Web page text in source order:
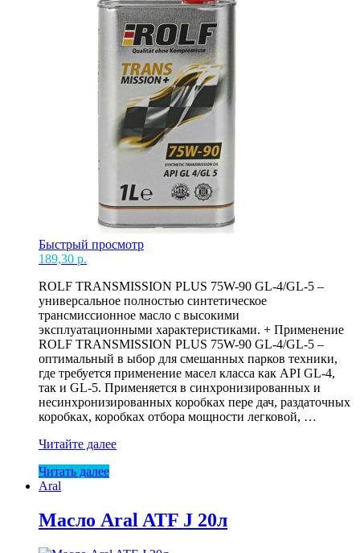
Быстрый просмотр
189,30 р.
ROLF TRANSMISSION PLUS 75W-90 GL-4/GL-5 –
универсальное полностью синтетическое
трансмиссионное масло с высокими
эксплуатационными характеристиками. + Применение
ROLF TRANSMISSION PLUS 75W-90 GL-4/GL-5 –
оптимальный в ыбор для смешанных парков техники,
где требуется применение масел класса как API GL-4,
так и GL-5. Применяется в синхронизированных и
несинхронизированных коробках пере дач, раздаточных
коробках, коробках отбора мощности легковой, …
Масло
ROLF
Transm.
GL4+/GL5
1л
металл
Читайте далее
Читать далее
Aral
Масло Aral ATF J 20л